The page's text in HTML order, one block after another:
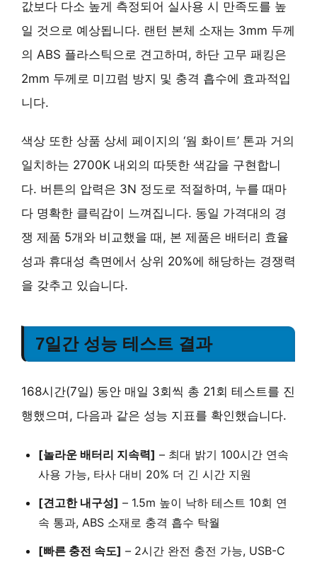
값보다 다소 높게 측정되어 실사용 시 만족도를 높
일 것으로 예상됩니다. 랜턴 본체 소재는 3mm 두께
의 ABS 플라스틱으로 견고하며, 하단 고무 패킹은
2mm 두께로 미끄럼 방지 및 충격 흡수에 효과적입
니다.
색상 또한 상품 상세 페이지의 ‘웜 화이트’ 톤과 거의
일치하는 2700K 내외의 따뜻한 색감을 구현합니
다. 버튼의 압력은 3N 정도로 적절하며, 누를 때마
다 명확한 클릭감이 느껴집니다. 동일 가격대의 경
쟁 제품 5개와 비교했을 때, 본 제품은 배터리 효율
성과 휴대성 측면에서 상위 20%에 해당하는 경쟁력
을 갖추고 있습니다.
7일간 성능 테스트 결과
168시간(7일) 동안 매일 3회씩 총 21회 테스트를 진
행했으며, 다음과 같은 성능 지표를 확인했습니다.
[놀라운 배터리 지속력] – 최대 밝기 100시간 연속
사용 가능, 타사 대비 20% 더 긴 시간 지원
[견고한 내구성] – 1.5m 높이 낙하 테스트 10회 연
속 통과, ABS 소재로 충격 흡수 탁월
[빠른 충전 속도] – 2시간 완전 충전 가능, USB-C